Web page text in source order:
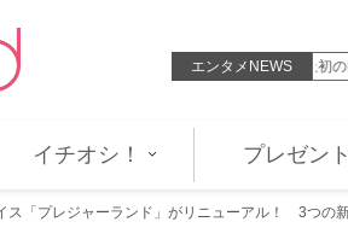
エンタメNEWS
』史上初の国立競… 来週
イチオシ！ プレゼント
ス「プレジャーランド」がリニューアル！ 3つの